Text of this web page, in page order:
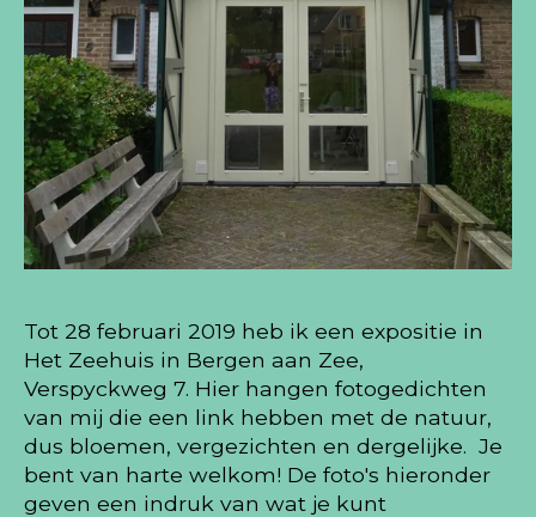
Tot 28 februari 2019 heb ik een expositie in
Het Zeehuis in Bergen aan Zee,
Verspyckweg 7. Hier hangen fotogedichten
van mij die een link hebben met de natuur,
dus bloemen, vergezichten en dergelijke. Je
bent van harte welkom! De foto's hieronder
geven een indruk van wat je kunt